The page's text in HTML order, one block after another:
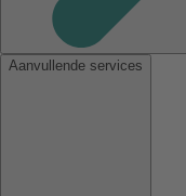
Aanvullende services